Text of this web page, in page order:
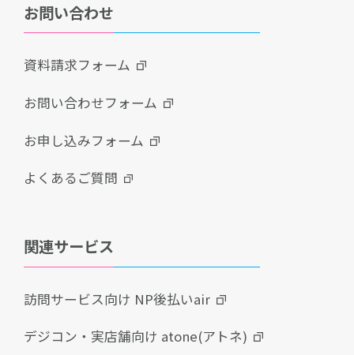
お問い合わせ
資料請求フォーム
お問い合わせフォーム
お申し込みフォーム
よくあるご質問
関連サービス
訪問サービス向け NP後払いair
デジコン・実店舗向け atone(アトネ)